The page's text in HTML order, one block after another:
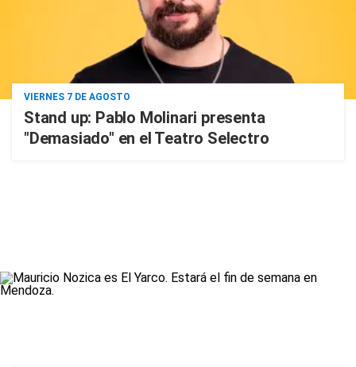
VIERNES 7 DE AGOSTO
Stand up: Pablo Molinari presenta
"Demasiado" en el Teatro Selectro